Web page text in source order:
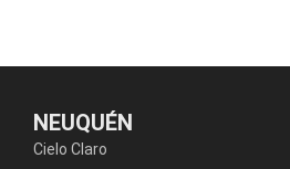
NEUQUÉN
Cielo Claro